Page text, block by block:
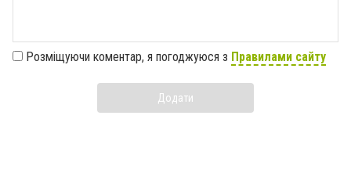
Розміщуючи коментар, я погоджуюся з Правилами сайту
Додати